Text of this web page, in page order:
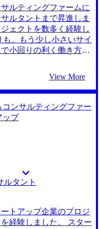
ームから想像以上のオ
た。結果として第一志
が、内定承諾までに時
ています。 転職前は年
なりました。 ビジネス
とができたので、特に
件に関わっていきたい
とに目を向けて、コン
張りたいと思います。
系コンサルティングフ
知識量はさすがの一言
コンサルティングファ
それなりにブティック
いと思っていました
の中から納得のいく転
ある程度想像はしてい
務がきちんと評価され
しかったです。前職の
です。 特にありませ
なく、年収も大幅に上
きるように、新たに身
ですが、予てからの目
います。優秀な先輩コ
たので、そこの仲間入
頑張っていきたいで
ルティングファームに
ルタントまで昇進しま
ェクトを数多く経験し
、もう少し小さいサイ
小回りの利く働き方を
職が最善だと考えたた
山口さんに以前の転職
丁寧な対応をしていた
口さんからアドバイス
出身の石井正人さんを紹
中でも医療系ファーム
らっしゃると感じたの
れると感じました。 自
だけ多く紹介してくれ
、各ファームの案件の
えていただけました。
View More
ンサルティングファー
ップ
ルタント
トアップ企業のプロジ
経験しました。 スター